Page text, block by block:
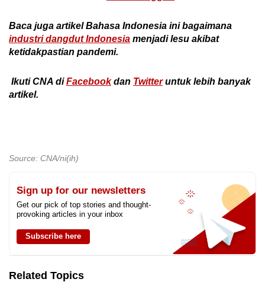
Baca juga artikel Bahasa Indonesia ini bagaimana
industri dangdut Indonesia menjadi lesu akibat
ketidakpastian pandemi.
Ikuti CNA diFacebookdan Twitteruntuk lebih banyak
artikel.
Source: CNA/ni(ih)
Sign up for our newsletters
Get our pick of top stories and thought-
provoking articles in your inbox
Subscribe here
Related Topics